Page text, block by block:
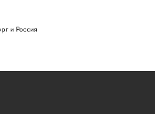
и Россия